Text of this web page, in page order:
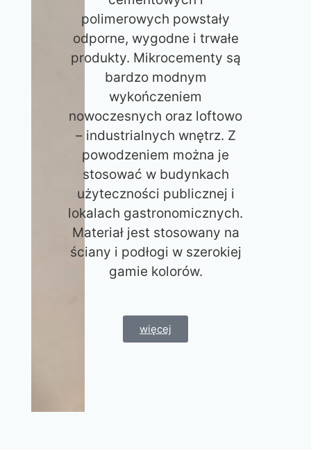
polimerowych powstały
odporne, wygodne i trwałe
produkty. Mikrocementy są
bardzo modnym
wykończeniem
nowoczesnych oraz loftowo
– industrialnych wnętrz. Z
powodzeniem można je
stosować w budynkach
użyteczności publicznej i
lokalach gastronomicznych.
Materiał jest stosowany na
ściany i podłogi w szerokiej
gamie kolorów.
więcej